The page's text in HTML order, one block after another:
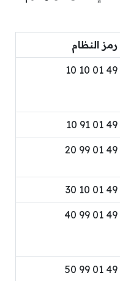
رمز النظام
49 01 10 10
49 01 91 10
49 01 99 20
49 01 10 30
49 01 99 40
49 01 99 50